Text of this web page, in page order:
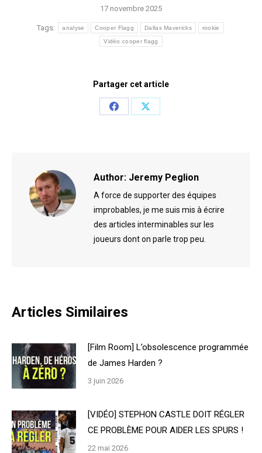
17 novembre 2025
Tags: analyse Cooper Flagg Dallas Mavericks rookie
Vidéo cooper flagg
Partager cet article
Share
Share
Author: Jeremy Peglion
A force de supporter des équipes
improbables, je me suis mis à écrire
des articles interminables sur les
joueurs dont on parle trop peu.
Articles Similaires
[Film Room] L’obsolescence programmée
de James Harden ?
3 juin 2026
[VIDÉO] STEPHON CASTLE DOIT RÉGLER
CE PROBLÈME POUR AIDER LES SPURS !
22 mai 2026